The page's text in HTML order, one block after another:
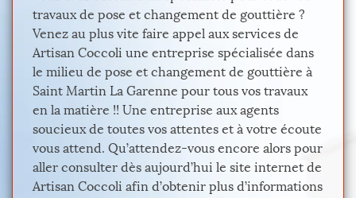
travaux de pose et changement de gouttière ?
Venez au plus vite faire appel aux services de
Artisan Coccoli une entreprise spécialisée dans
le milieu de pose et changement de gouttière à
Saint Martin La Garenne pour tous vos travaux
en la matière !! Une entreprise aux agents
soucieux de toutes vos attentes et à votre écoute
vous attend. Qu’attendez-vous encore alors pour
aller consulter dès aujourd’hui le site internet de
Artisan Coccoli afin d’obtenir plus d’informations